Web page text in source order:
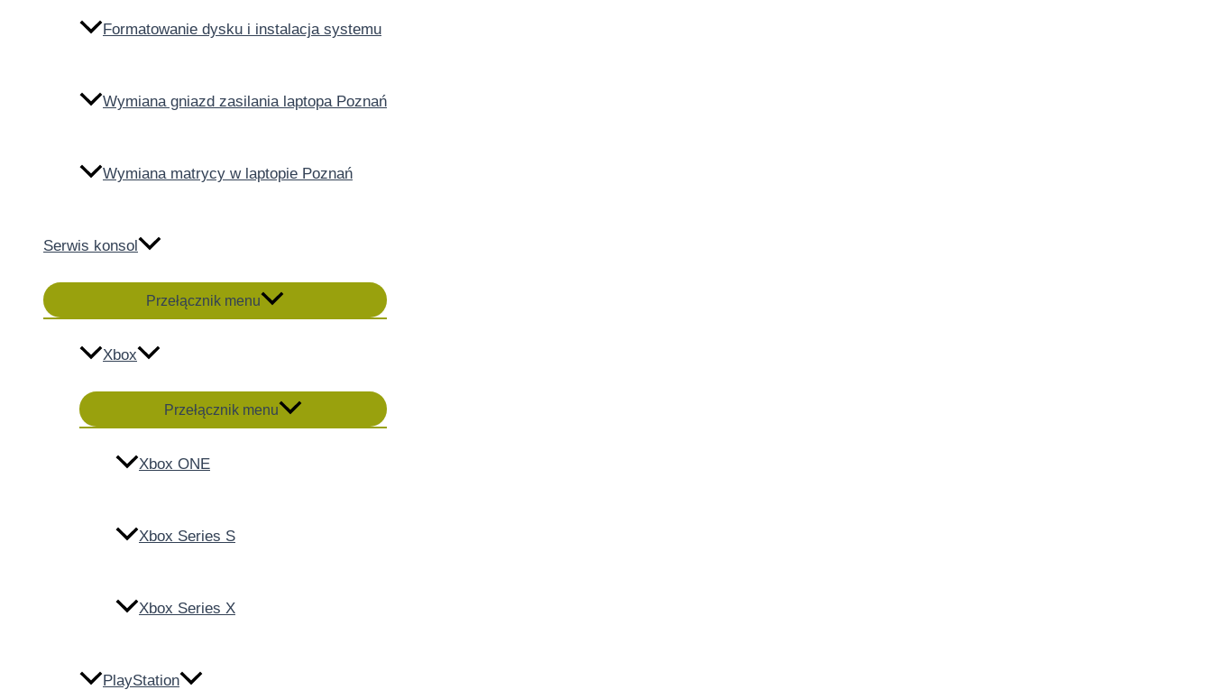
Formatowanie dysku i instalacja systemu
Wymiana gniazd zasilania laptopa Poznań
Wymiana matrycy w laptopie Poznań
Serwis konsol
Przełącznik menu
Xbox
Przełącznik menu
Xbox ONE
Xbox Series S
Xbox Series X
PlayStation